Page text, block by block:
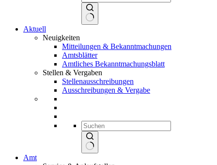
Aktuell
Neuigkeiten
Mitteilungen & Bekanntmachungen
Amtsblätter
Amtliches Bekanntmachungsblatt
Stellen & Vergaben
Stellenausschreibungen
Ausschreibungen & Vergabe
Amt